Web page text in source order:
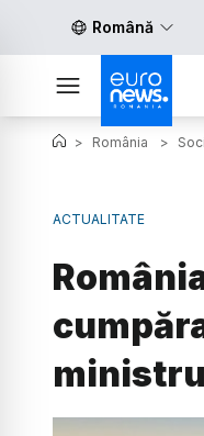
Română
> România >
ACTUALITATE